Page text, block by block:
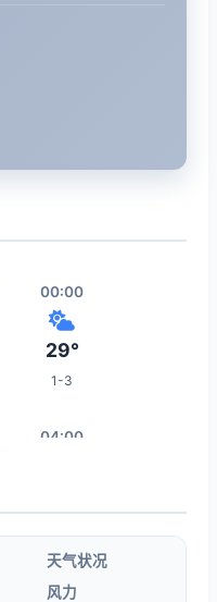
00:00
29°
1-3
04:00
08:00
天气状况
风力